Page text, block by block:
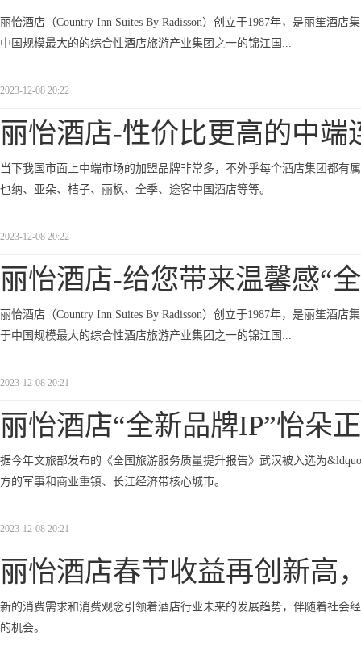
丽怡酒店（Country Inn Suites By Radisson）创立于1987年，是丽笙酒
中国规模最大的的综合性酒店旅游产业集团之一的锦江国...
2023-12-08 20:22
丽怡酒店-性价比更高的中端
当下我国市面上中端市场的加盟品牌非常多，不外乎每个酒店集团都有
也纳、亚朵、桔子、丽枫、全季、途客中国酒店等等。
2023-12-08 20:22
丽怡酒店-给您带来温馨感“
丽怡酒店（Country Inn Suites By Radisson）创立于1987年，是丽笙酒
于中国规模最大的综合性酒店旅游产业集团之一的锦江国...
2023-12-08 20:21
丽怡酒店“全新品牌IP”怡朵
据今年文旅部发布的《全国旅游服务质量提升报告》武汉被入选为
方的军事和商业重镇、长江经济带核心城市。
2023-12-08 20:21
丽怡酒店春节收益再创新高
新的消费需求和消费观念引领着酒店行业未来的发展趋势，伴随着社会
的机会。